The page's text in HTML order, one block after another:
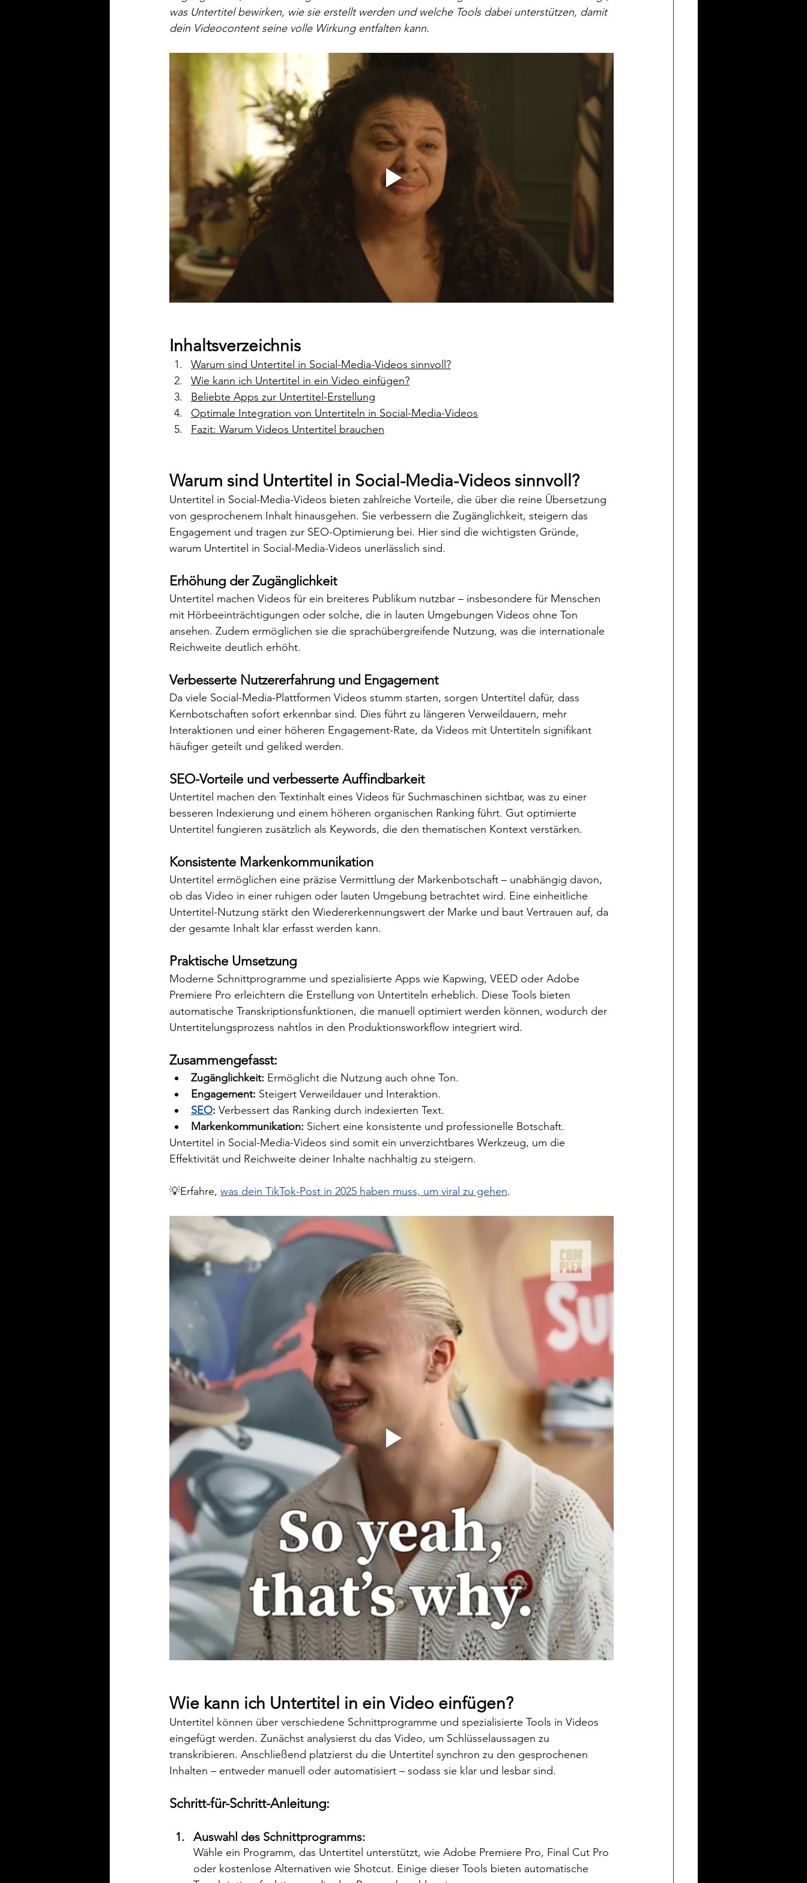
was Untertitel bewirken, wie sie erstellt werden und welche Tools dabei unterstützen, damit
dein Videocontent seine volle Wirkung entfalten kann.
Inhaltsverzeichnis
Warum sind Untertitel in Social-Media-Videos sinnvoll?
Wie kann ich Untertitel in ein Video einfügen?
Beliebte Apps zur Untertitel-Erstellung
Optimale Integration von Untertiteln in Social-Media-Videos
Fazit: Warum Videos Untertitel brauchen
Warum sind Untertitel in Social-Media-Videos sinnvoll?
Untertitel in Social-Media-Videos bieten zahlreiche Vorteile, die über die reine Übersetzung
von gesprochenem Inhalt hinausgehen. Sie verbessern die Zugänglichkeit, steigern das
Engagement und tragen zur SEO-Optimierung bei. Hier sind die wichtigsten Gründe,
warum Untertitel in Social-Media-Videos unerlässlich sind.
Erhöhung der Zugänglichkeit
Untertitel machen Videos für ein breiteres Publikum nutzbar – insbesondere für Menschen
mit Hörbeeinträchtigungen oder solche, die in lauten Umgebungen Videos ohne Ton
ansehen. Zudem ermöglichen sie die sprachübergreifende Nutzung, was die internationale
Reichweite deutlich erhöht.
Verbesserte Nutzererfahrung und Engagement
Da viele Social-Media-Plattformen Videos stumm starten, sorgen Untertitel dafür, dass
Kernbotschaften sofort erkennbar sind. Dies führt zu längeren Verweildauern, mehr
Interaktionen und einer höheren Engagement-Rate, da Videos mit Untertiteln signifikant
häufiger geteilt und geliked werden.
SEO-Vorteile und verbesserte Auffindbarkeit
Untertitel machen den Textinhalt eines Videos für Suchmaschinen sichtbar, was zu einer
besseren Indexierung und einem höheren organischen Ranking führt. Gut optimierte
Untertitel fungieren zusätzlich als Keywords, die den thematischen Kontext verstärken.
Konsistente Markenkommunikation
Untertitel ermöglichen eine präzise Vermittlung der Markenbotschaft – unabhängig davon,
ob das Video in einer ruhigen oder lauten Umgebung betrachtet wird. Eine einheitliche
Untertitel-Nutzung stärkt den Wiedererkennungswert der Marke und baut Vertrauen auf, da
der gesamte Inhalt klar erfasst werden kann.
Praktische Umsetzung
Moderne Schnittprogramme und spezialisierte Apps wie Kapwing, VEED oder Adobe
Premiere Pro erleichtern die Erstellung von Untertiteln erheblich. Diese Tools bieten
automatische Transkriptionsfunktionen, die manuell optimiert werden können, wodurch der
Untertitelungsprozess nahtlos in den Produktionsworkflow integriert wird.
Zusammengefasst:
Zugänglichkeit: Ermöglicht die Nutzung auch ohne Ton.
Engagement: Steigert Verweildauer und Interaktion.
SEO: Verbessert das Ranking durch indexierten Text.
Markenkommunikation: Sichert eine konsistente und professionelle Botschaft.
Untertitel in Social-Media-Videos sind somit ein unverzichtbares Werkzeug, um die
Effektivität und Reichweite deiner Inhalte nachhaltig zu steigern.
💡Erfahre, was dein TikTok-Post in 2025 haben muss, um viral zu gehen.
Wie kann ich Untertitel in ein Video einfügen?
Untertitel können über verschiedene Schnittprogramme und spezialisierte Tools in Videos
eingefügt werden. Zunächst analysierst du das Video, um Schlüsselaussagen zu
transkribieren. Anschließend platzierst du die Untertitel synchron zu den gesprochenen
Inhalten – entweder manuell oder automatisiert – sodass sie klar und lesbar sind.
Schritt-für-Schritt-Anleitung:
Auswahl des Schnittprogramms:
Wähle ein Programm, das Untertitel unterstützt, wie Adobe Premiere Pro, Final Cut Pro
oder kostenlose Alternativen wie Shotcut. Einige dieser Tools bieten automatische